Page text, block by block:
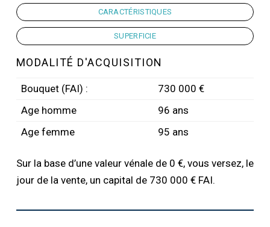
CARACTÉRISTIQUES
SUPERFICIE
MODALITÉ D'ACQUISITION
Bouquet (FAI) :
730 000 €
Age homme
96 ans
Age femme
95 ans
Sur la base d’une valeur vénale de 0 €, vous versez, le
jour de la vente, un capital de 730 000 € FAI.